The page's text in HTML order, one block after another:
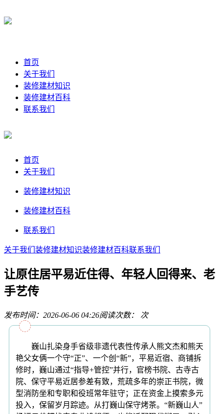
首页
关于我们
装修建材知识
装修建材百科
联系我们
首页
关于我们
装修建材知识
装修建材百科
联系我们
关于我们 装修建材知识装修建材百科联系我们
让原住居平易近住得、年轻人回得来、老
手艺传
发布时间：2026-06-06 04:26阅读次数： 次
巍山扎染身手省级非遗代表性传承人熊文杰和熊天
艳父女俩一个守“正”、一个创“新”，平易近宿、商铺拆
修时，巍山通过“指导+管控”并行，官榜书院、古寺古
院、保守平易近居参差有致，荒疏多年的崇正书院，微
型消防坐和专职和役班常年驻守；正在资金上摸索多元
投入，保留岁月踪迹。从打巍山保守烤茶。“新巍山人”